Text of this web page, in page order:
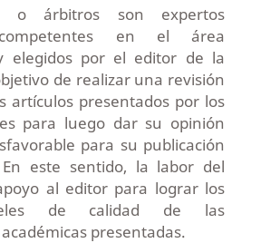
o árbitros son expertos
competentes en el área
elegidos por el editor de la
de realizar una revisión
artículos presentados por los
para luego dar su opinión
para su publicación
este sentido, la labor del
al editor para lograr los
de calidad de las
presentadas.